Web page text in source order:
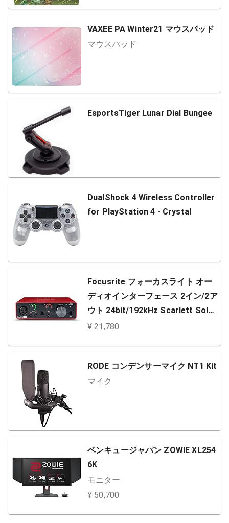
VAXEE PA Winter21 マウスパッド
マウスパッド
EsportsTiger Lunar Dial Bungee
DualShock 4 Wireless Controller
for PlayStation 4 - Crystal
Focusrite フォーカスライト オー
ディオインターフェース 2イン/2ア
ウト 24bit/192kHz Scarlett Solo
(3rd Gen) 【国内正規品】
¥ 21,780
RODE コンデンサーマイク NT1 Kit
マイク
ベンキュージャパン ZOWIE XL254
6K
モニター
¥ 50,700